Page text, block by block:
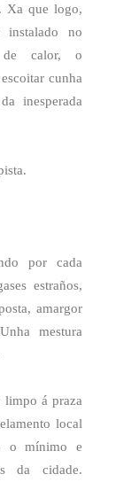
Xa que logo,
instalado no
de calor, o
cunha
inesperada
por cada
estraños,
amargor
mestura
limpo á praza
local
o mínimo e
da cidade.